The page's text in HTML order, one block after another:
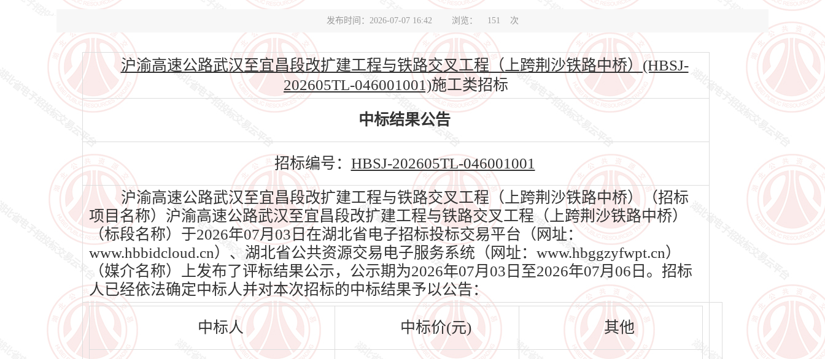
发布时间：2026-07-07 16:42 浏览： 151 次
沪渝高速公路武汉至宜昌段改扩建工程与铁路交叉工程（上跨荆沙铁路中桥）(HBSJ-
202605TL-046001001)施工类招标
中标结果公告
招标编号： HBSJ-202605TL-046001001
沪渝高速公路武汉至宜昌段改扩建工程与铁路交叉工程（上跨荆沙铁路中桥）（招标
项目名称）沪渝高速公路武汉至宜昌段改扩建工程与铁路交叉工程（上跨荆沙铁路中桥）
（标段名称）于2026年07月03日在湖北省电子招标投标交易平台（网址：
www.hbbidcloud.cn）、湖北省公共资源交易电子服务系统（网址：www.hbggzyfwpt.cn）
（媒介名称）上发布了评标结果公示，公示期为2026年07月03日至2026年07月06日。招标
人已经依法确定中标人并对本次招标的中标结果予以公告：
中标人 中标价(元) 其他